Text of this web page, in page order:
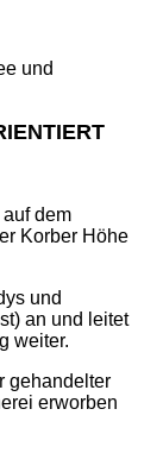
und
dem
Korber Höhe
und
an und leitet
weiter.
gehandelter
erworben